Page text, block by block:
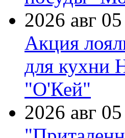
2026 авг 05
Акция
для кухни
"О'Кей"
2026 авг 05